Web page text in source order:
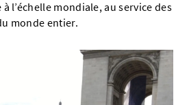
l’échelle mondiale, au service des
monde entier.